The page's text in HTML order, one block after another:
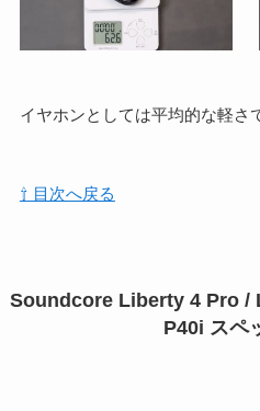
イヤホンとしては平均的な軽さ
⇧ 目次へ戻る
Soundcore Liberty 4 Pro /
P40i スペ